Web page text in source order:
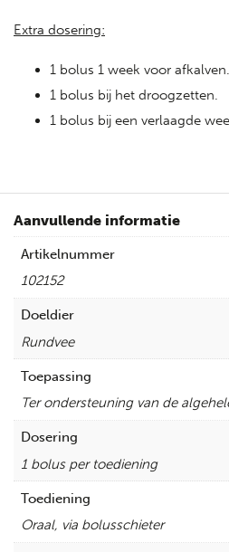
Extra dosering:
1 bolus 1 week voor afkalven.
1 bolus bij het droogzetten.
1 bolus bij een verlaagde
Aanvullende informatie
Artikelnummer
102152
Doeldier
Rundvee
Toepassing
Ter ondersteuning van de
Dosering
1 bolus per toediening
Toediening
Oraal, via bolusschieter